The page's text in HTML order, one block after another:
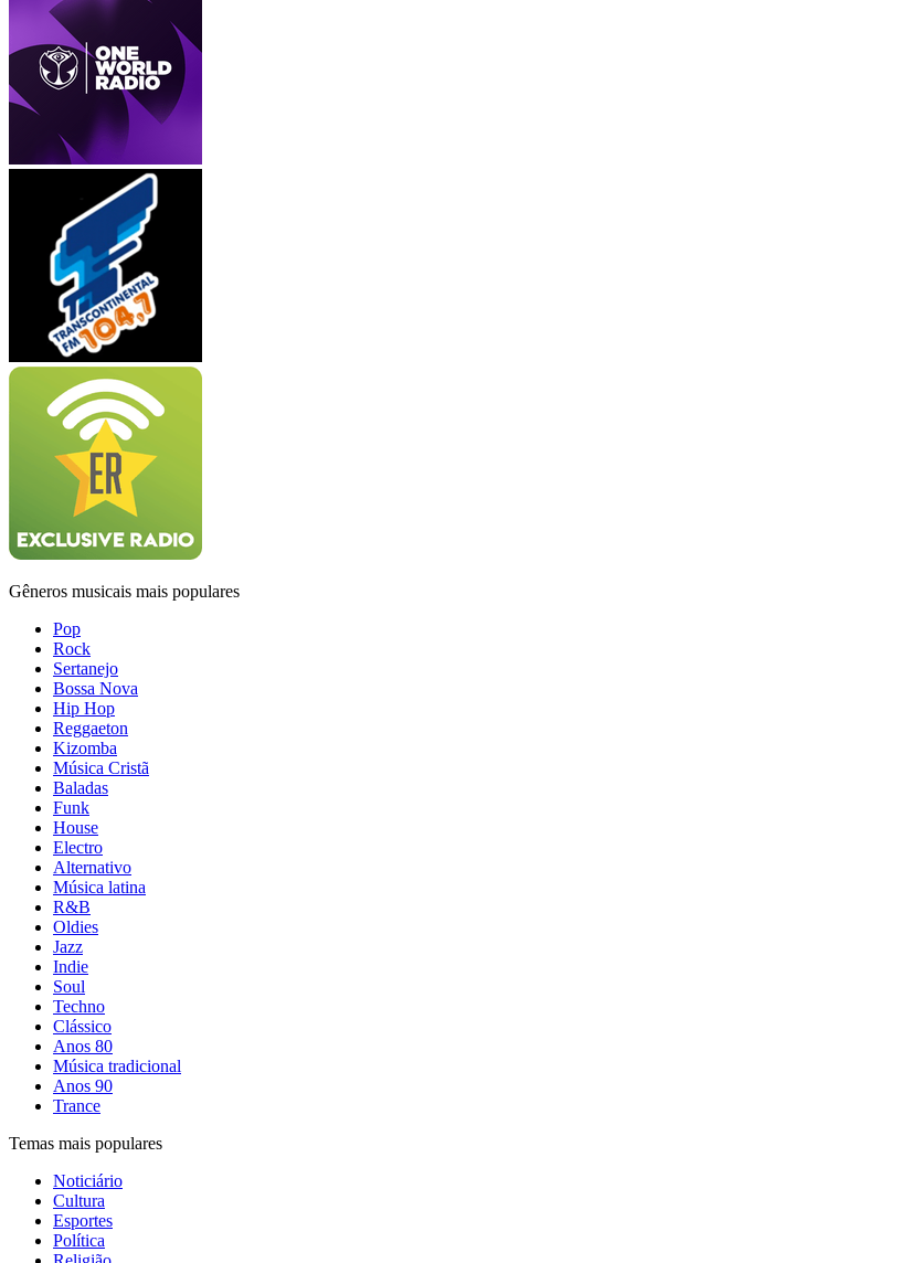
Gêneros musicais mais populares
Pop
Rock
Sertanejo
Bossa Nova
Hip Hop
Reggaeton
Kizomba
Música Cristã
Baladas
Funk
House
Electro
Alternativo
Música latina
R&B
Oldies
Jazz
Indie
Soul
Techno
Clássico
Anos 80
Música tradicional
Anos 90
Trance
Temas mais populares
Noticiário
Cultura
Esportes
Política